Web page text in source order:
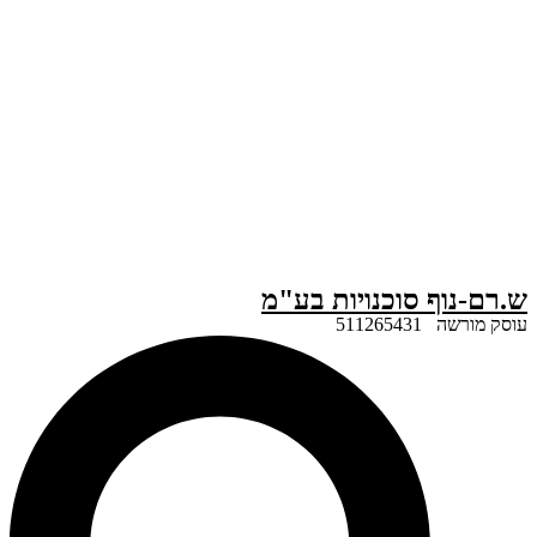
סוכנויות בע"מ